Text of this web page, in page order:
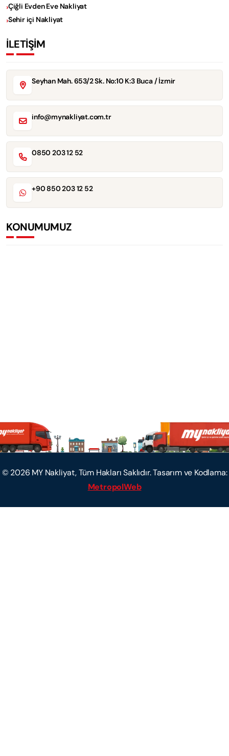
Çiğli Evden Eve Nakliyat
Sehir içi Nakliyat
İLETİŞİM
Seyhan Mah. 653/2 Sk. No:10 K:3 Buca / İzmir
info@mynakliyat.com.tr
0850 203 12 52
+90 850 203 12 52
KONUMUMUZ
© 2026 MY Nakliyat, Tüm Hakları Saklıdır. Tasarım ve Kodlama:
MetropolWeb